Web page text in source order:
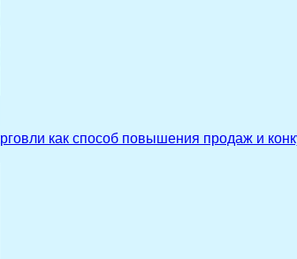
как способ повышения продаж и